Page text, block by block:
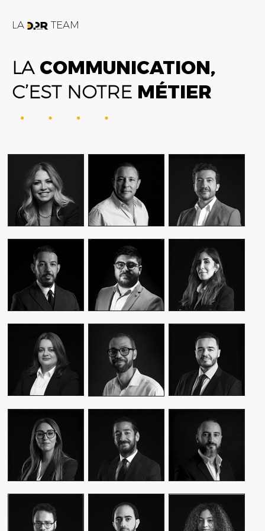
LA TEAM
LACOMMUNICATION,
C’EST NOTRE MÉTIER
FATIME ZOHRA
OUTAGHANI
CEO & FOUNDER
ALEX AXIOTIS
CEO & FOUNDER
AMIN FARES
GENERAL
MANAGER
WASSIM KASSARI
CHIEF FINANCIAL
OFFICER
MALIK IRAQI
MANAGING
DIRECTOR
YASMINE MYRIAM
DIRECTOR OF
OPERATIONS –
PUBLIC RELATIONS
MOUNA EL AZIM
DIRECTOR OF
OPERATIONS
AMINE LAGSSIR
STRATEGY
DIRECTOR
KARIM BENKIRAN
CHIEF CREATIVE
OFFICER
MEKHTOUME
PMO CHANGE &
WALID BAHYA
BUSINESS LEAD
GROUP
SAMI SABER
MEDIA RELATIONS
DIRECTOR